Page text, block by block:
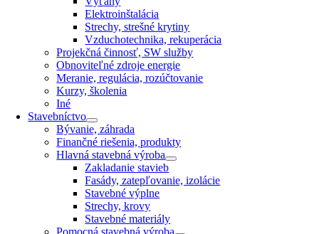
Elektroinštalácia
Strechy, strešné krytiny
Vzduchotechnika, rekuperácia
Projekčná činnosť, SW služby
Obnoviteľné zdroje energie
Meranie, regulácia, rozúčtovanie
Kurzy, školenia
Iné
Stavebníctvo
Bývanie, záhrada
Finančné riešenia, produkty
Hlavná stavebná výroba
Zakladanie stavieb
Fasády, zatepľovanie, izolácie
Stavebné výplne
Strechy, krovy
Stavebné materiály
Pomocná stavebná výroba